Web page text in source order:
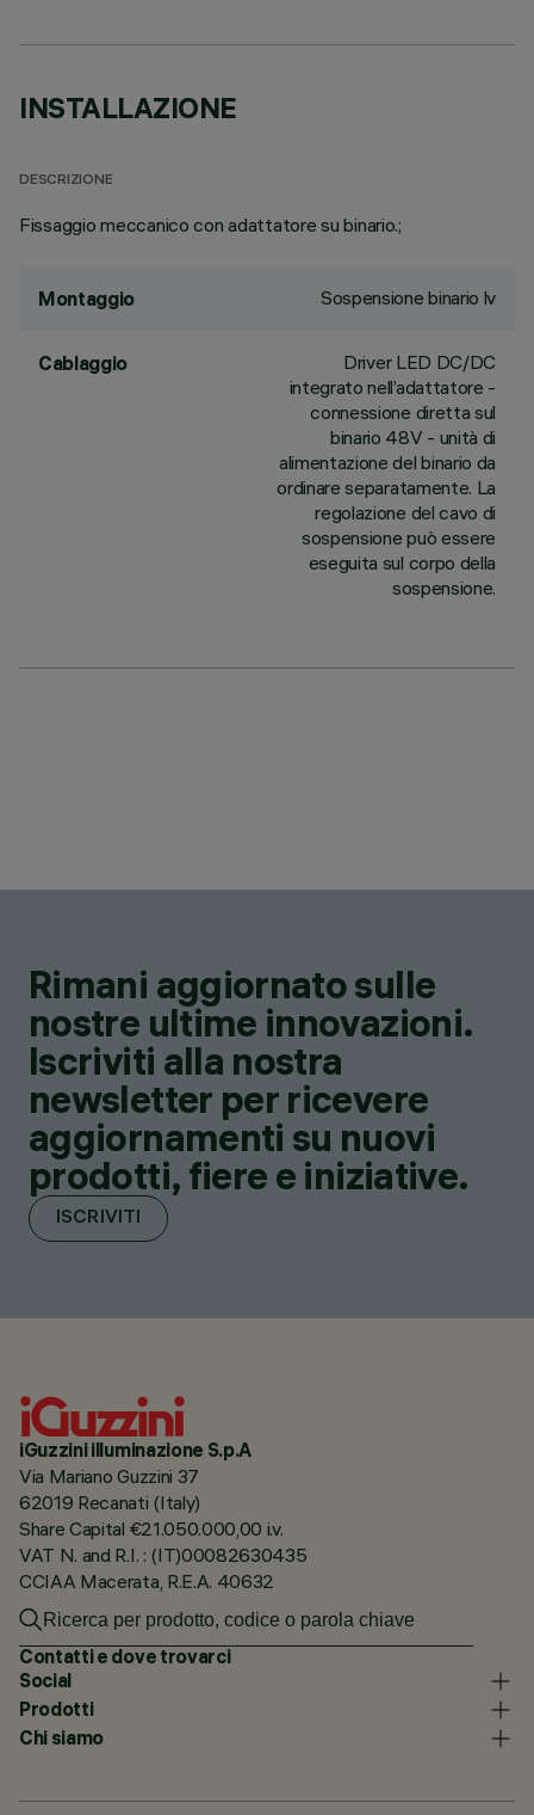
INSTALLAZIONE
DESCRIZIONE
Fissaggio meccanico con adattatore su binario.;
Montaggio Sospensione binario lv
Cablaggio
Driver LED DC/DC
integrato nell’adattatore -
connessione diretta sul
binario 48V - unità di
alimentazione del binario da
ordinare separatamente. La
regolazione del cavo di
sospensione può essere
eseguita sul corpo della
sospensione.
Rimani aggiornato sulle
nostre ultime innovazioni.
Iscriviti alla nostra
newsletter per ricevere
aggiornamenti su nuovi
prodotti, fiere e iniziative.
ISCRIVITI
iGuzzini illuminazione S.p.A
Via Mariano Guzzini 37
62019 Recanati (Italy)
Share Capital €21.050.000,00 i.v.
VAT N. and R.I. : (IT)00082630435
CCIAA Macerata, R.E.A. 40632
Contatti e dove trovarci
Social
Prodotti
Chi siamo